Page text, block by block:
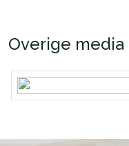
Overige media